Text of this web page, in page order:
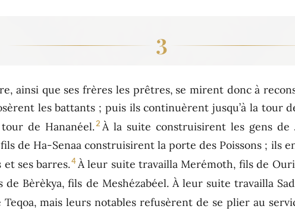
3
ainsi que ses frères les prêtres, se mirent donc à
les battants ; puis ils continuèrent jusqu’à la tour
de Hananéel.2 À la suite construisirent les gens
fils de Ha-Senaa construisirent la porte des Poissons ; ils
et ses barres. 4À leur suite travailla Merémoth, fils de
Bèrèkya, fils de Meshézabéel. À leur suite travailla
mais leurs notables refusèrent de se plier au